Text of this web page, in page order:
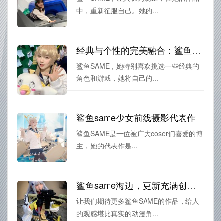
中，重新征服自己。她的...
经典与个性的完美融合：鲨鱼same比基尼定制摄影大赏
鲨鱼SAME，她特别喜欢挑选一些经典的
角色和游戏，她将自己的...
鲨鱼same少女前线摄影代表作
鲨鱼SAME是一位被广大coser们喜爱的博
主，她的代表作是...
鲨鱼same海边，更新充满创意的cos作品图包。
让我们期待更多鲨鱼SAME的作品，给人
的观感堪比真实的动漫角...